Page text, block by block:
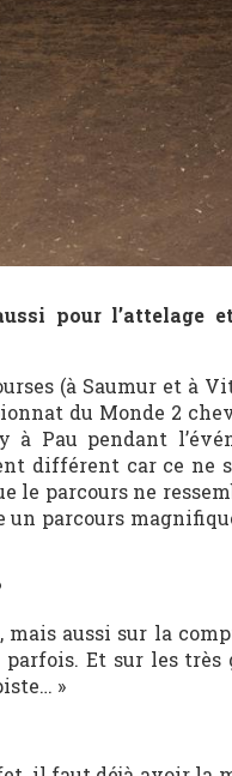
pour l’attelage
(à Saumur et à
du Monde 2
Pau pendant
différent car ce ne
le parcours ne
parcours
aussi sur la
Et sur les très
»